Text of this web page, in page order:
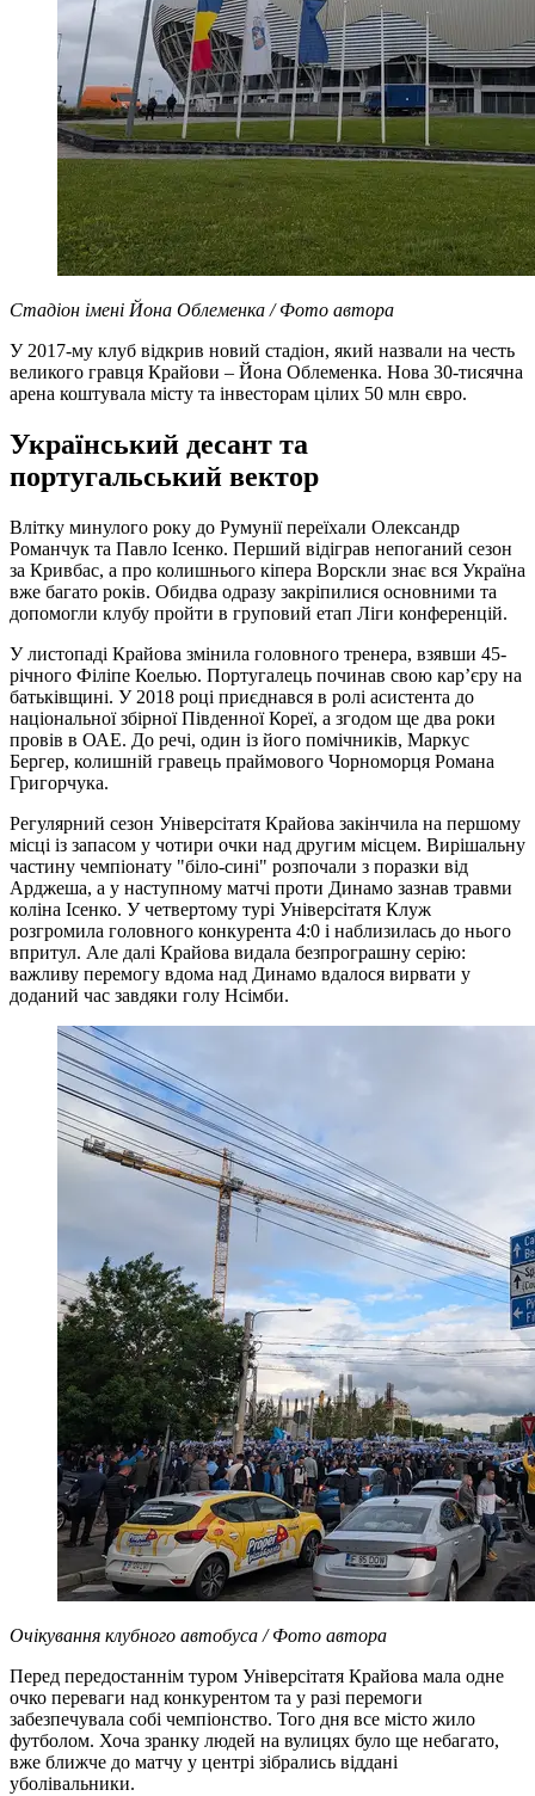
Стадіон імені Йона Облеменка / Фото автора
У 2017-му клуб відкрив новий стадіон, який назвали на честь
великого гравця Крайови – Йона Облеменка. Нова 30-тисячна
арена коштувала місту та інвесторам цілих 50 млн євро.
Український десант та
португальський вектор
Влітку минулого року до Румунії переїхали Олександр
Романчук та Павло Ісенко. Перший відіграв непоганий сезон
за Кривбас, а про колишнього кіпера Ворскли знає вся Україна
вже багато років. Обидва одразу закріпилися основними та
допомогли клубу пройти в груповий етап Ліги конференцій.
У листопаді Крайова змінила головного тренера, взявши 45-
річного Філіпе Коелью. Португалець починав свою кар’єру на
батьківщині. У 2018 році приєднався в ролі асистента до
національної збірної Південної Кореї, а згодом ще два роки
провів в ОАЕ. До речі, один із його помічників, Маркус
Бергер, колишній гравець праймового Чорноморця Романа
Григорчука.
Регулярний сезон Універсітатя Крайова закінчила на першому
місці із запасом у чотири очки над другим місцем. Вирішальну
частину чемпіонату "біло-сині" розпочали з поразки від
Арджеша, а у наступному матчі проти Динамо зазнав травми
коліна Ісенко. У четвертому турі Універсітатя Клуж
розгромила головного конкурента 4:0 і наблизилась до нього
впритул. Але далі Крайова видала безпрограшну серію:
важливу перемогу вдома над Динамо вдалося вирвати у
доданий час завдяки голу Нсімби.
Очікування клубного автобуса / Фото автора
Перед передостаннім туром Універсітатя Крайова мала одне
очко переваги над конкурентом та у разі перемоги
забезпечувала собі чемпіонство. Того дня все місто жило
футболом. Хоча зранку людей на вулицях було ще небагато,
вже ближче до матчу у центрі зібрались віддані
уболівальники.